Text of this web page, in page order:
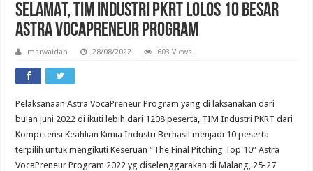
SELAMAT, Tim Industri PKRT LOLOS 10 Besar
Astra VocaPreneur Program
marwaidah 28/08/2022 603 Views
Pelaksanaan Astra VocaPreneur Program yang di laksanakan dari
bulan juni 2022 di ikuti lebih dari 1208 peserta, TIM Industri PKRT dari
Kompetensi Keahlian Kimia Industri Berhasil menjadi 10 peserta
terpilih untuk mengikuti Keseruan “The Final Pitching Top 10” Astra
VocaPreneur Program 2022 yg diselenggarakan di Malang, 25-27